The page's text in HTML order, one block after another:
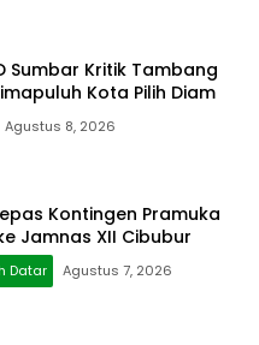
Sumbar Kritik Tambang
Kota Pilih Diam
Agustus 8, 2026
Kontingen Pramuka
Jamnas XII Cibubur
Datar Agustus 7, 2026